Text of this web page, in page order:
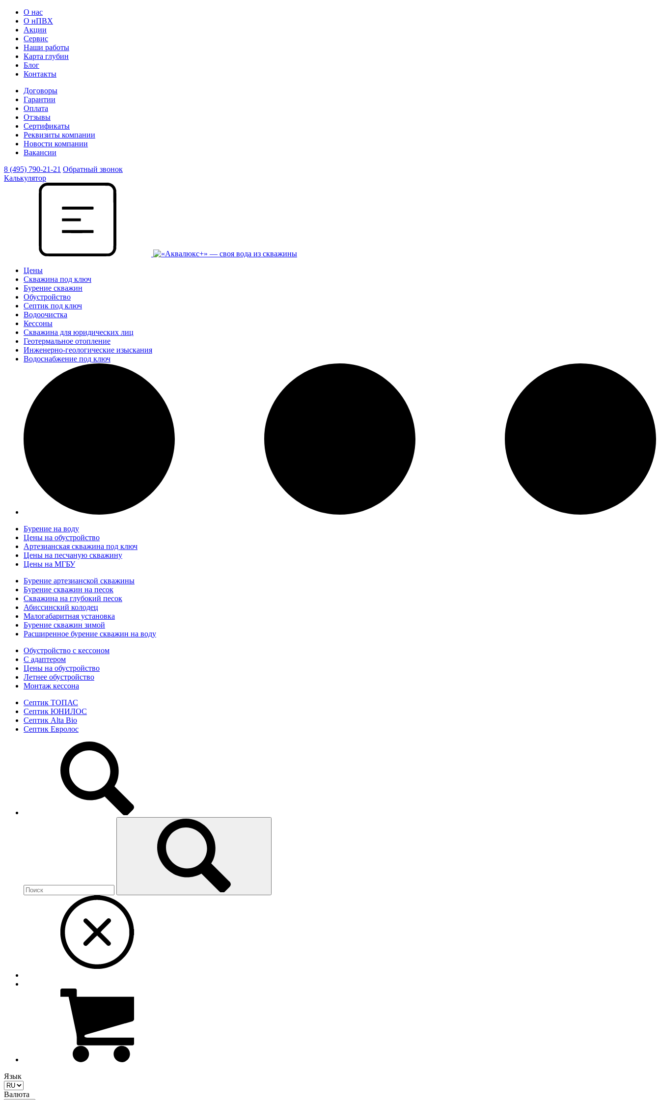
О нас
О нПВХ
Акции
Сервис
Наши работы
Карта глубин
Блог
Контакты
Договоры
Гарантии
Оплата
Отзывы
Сертификаты
Реквизиты компании
Новости компании
Вакансии
8 (495) 790-21-21 Обратный звонок
Калькулятор
Цены
Скважина под ключ
Бурение скважин
Обустройство
Септик под ключ
Водоочистка
Кессоны
Скважина для юридических лиц
Геотермальное отопление
Инженерно-геологические изыскания
Водоснабжение под ключ
Бурение на воду
Цены на обустройство
Артезианская скважина под ключ
Цены на песчаную скважину
Цены на МГБУ
Бурение артезианской скважины
Бурение скважин на песок
Скважина на глубокий песок
Абиссинский колодец
Малогабаритная установка
Бурение скважин зимой
Расширенное бурение скважин на воду
Обустройство с кессоном
С адаптером
Цены на обустройство
Летнее обустройство
Монтаж кессона
Септик ТОПАС
Септик ЮНИЛОС
Септик Alta Bio
Септик Евролос
Язык
Валюта